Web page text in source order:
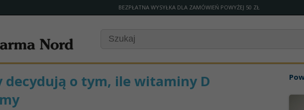
BEZPŁATNA WYSYŁKA DLA ZAMÓWIEŃ POWYŻEJ 50 ZŁ
decydują o tym, ile witaminy D